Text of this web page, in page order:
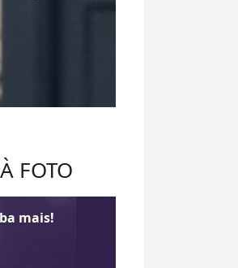
FOTO
mais!